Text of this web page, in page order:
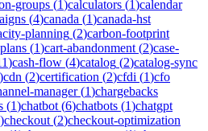
groups (1)calculators (1)calendar
(4)canada (1)canada-hst
planning (2)carbon-footprint
(1)cart-abandonment (2)case-
)cash-flow (4)catalog (2)catalog-sync
)cdn (2)certification (2)cfdi (1)cfo
manager(1)chargebacks
(1)chatbot (6)chatbots (1)chatgpt
)checkout (2)checkout-optimization